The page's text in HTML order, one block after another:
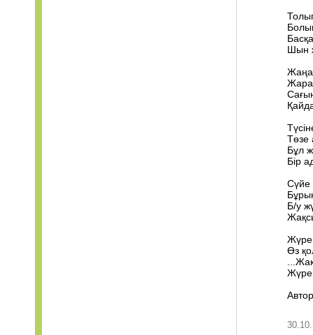
Шын
Жаңа
Төзе
Бұл
Бір
Сүйе
Б/у
Өз